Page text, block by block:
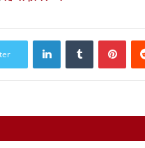
LinkedInTumblr